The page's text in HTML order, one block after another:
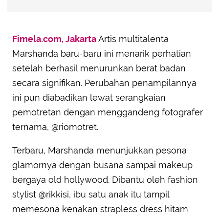
Fimela.com, JakartaArtis multitalenta
Marshanda baru-baru ini menarik perhatian
setelah berhasil menurunkan berat badan
secara signifikan. Perubahan penampilannya
ini pun diabadikan lewat serangkaian
pemotretan dengan menggandeng fotografer
ternama, @riomotret.
Terbaru, Marshanda menunjukkan pesona
glamornya dengan busana sampai makeup
bergaya old hollywood. Dibantu oleh fashion
stylist @rikkisi, ibu satu anak itu tampil
memesona kenakan strapless dress hitam